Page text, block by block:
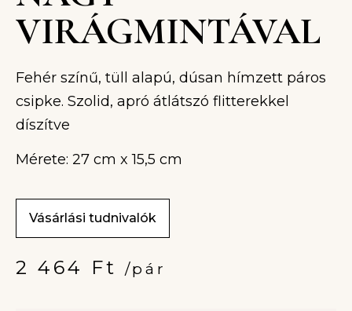
VIRÁGMINTÁVAL
Fehér színű, tüll alapú, dúsan hímzett páros
csipke. Szolid, apró átlátszó flitterekkel
díszítve
Mérete: 27 cm x 15,5 cm
Vásárlási tudnivalók
2 464 Ft /pár